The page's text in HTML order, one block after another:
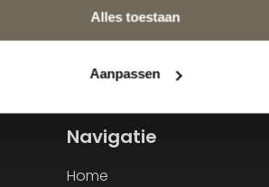
showroom
Navigatie
Home